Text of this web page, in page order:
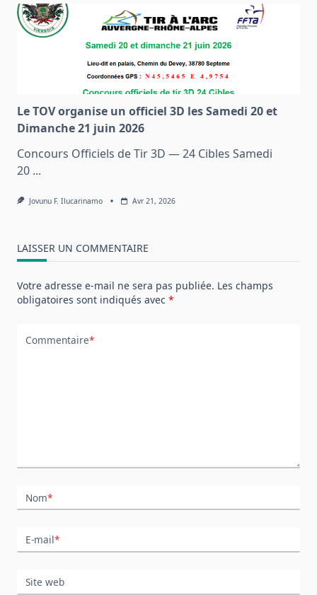
Le TOV organise un officiel 3D les Samedi 20 et
Dimanche 21 juin 2026
Concours Officiels de Tir 3D — 24 Cibles Samedi
20 ...
Jovunu F. Ilucarinamo Avr 21, 2026
LAISSER UN COMMENTAIRE
Votre adresse e-mail ne sera pas publiée. Les champs
obligatoires sont indiqués avec *
Commentaire*
Nom*
E-mail*
Site web